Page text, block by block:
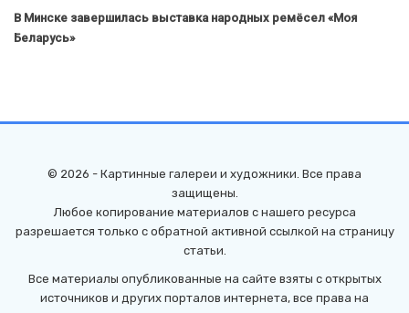
В Минске завершилась выставка народных ремёсел «Моя
Беларусь»
© 2026 - Картинные галереи и художники. Все права
защищены.
Любое копирование материалов с нашего ресурса
разрешается только с обратной активной ссылкой на страницу
статьи.
Все материалы опубликованные на сайте взяты с открытых
источников и других порталов интернета, все права на